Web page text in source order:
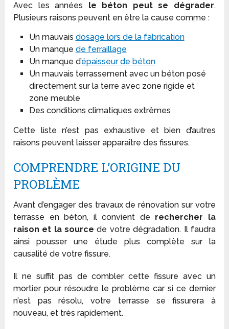
Avec les années le béton peut se dégrader.
Plusieurs raisons peuvent en être la cause comme :
Un mauvais dosage lors de la fabrication
Un manque de ferraillage
Un manque d’épaisseur de béton
Un mauvais terrassement avec un béton posé
directement sur la terre avec zone rigide et
zone meuble
Des conditions climatiques extrêmes
Cette liste n’est pas exhaustive et bien d’autres
raisons peuvent laisser apparaître des fissures.
COMPRENDRE L’ORIGINE DU
PROBLÈME
Avant d’engager des travaux de rénovation sur votre
terrasse en béton, il convient de rechercher la
raison et la source de votre dégradation. Il faudra
ainsi pousser une étude plus complète sur la
causalité de votre fissure.
Il ne suffit pas de combler cette fissure avec un
mortier pour résoudre le problème car si ce dernier
n’est pas résolu, votre terrasse se fissurera à
nouveau, et très rapidement.